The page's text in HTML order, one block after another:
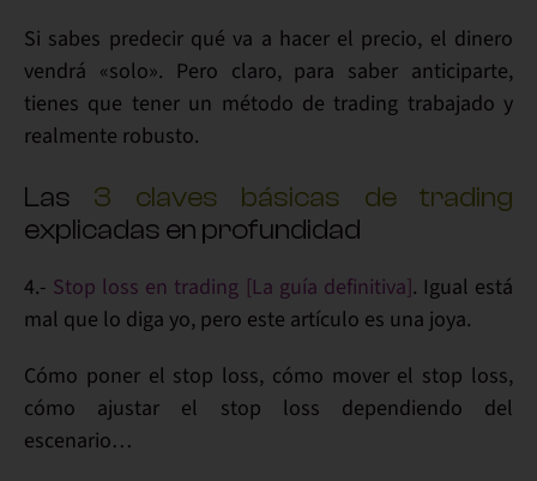
Si sabes predecir qué va a hacer el precio, el dinero
vendrá «solo». Pero claro, para saber anticiparte,
tienes que tener un método de trading trabajado y
realmente robusto.
Las 3 claves básicas de trading
explicadas en profundidad
4.- Stop loss en trading [La guía definitiva]. Igual está
mal que lo diga yo, pero este artículo es una joya.
Cómo poner el stop loss, cómo moverel stop loss,
cómo ajustar el stop loss dependiendo del
escenario…